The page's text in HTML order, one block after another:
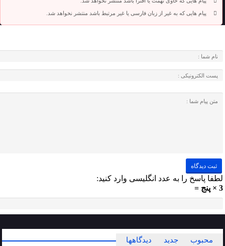
پیام هایی که به غیر از زبان فارسی یا غیر مرتبط باشد منتشر نخواهد شد.
لطفا پاسخ را به عدد انگلیسی وارد کنید:
3 × پنج =
محبوب جدید دیدگاهها